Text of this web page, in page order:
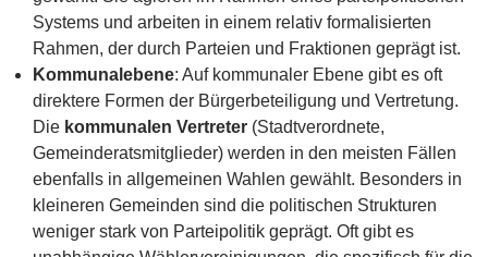
Systems und arbeiten in einem relativ formalisierten
Rahmen, der durch Parteien und Fraktionen geprägt ist.
Kommunalebene: Auf kommunaler Ebene gibt es oft
direktere Formen der Bürgerbeteiligung und Vertretung.
Die kommunalen Vertreter (Stadtverordnete,
Gemeinderatsmitglieder) werden in den meisten Fällen
ebenfalls in allgemeinen Wahlen gewählt. Besonders in
kleineren Gemeinden sind die politischen Strukturen
weniger stark von Parteipolitik geprägt. Oft gibt es